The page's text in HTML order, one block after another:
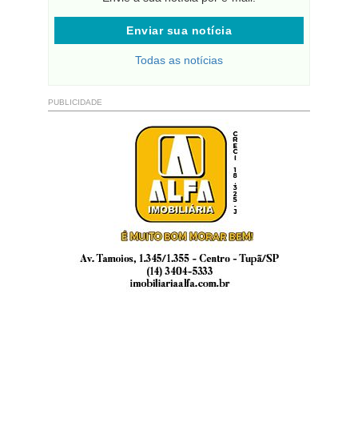
Enviar sua notícia
Todas as notícias
PUBLICIDADE